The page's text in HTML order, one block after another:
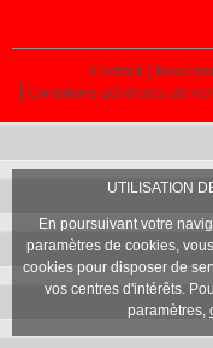
UTILISATION
En poursuivant votre
paramètres de cookies,
cookies pour disposer de
vos centres d'intérêts.
paramètres,
Contact Nous
Conditions générales de